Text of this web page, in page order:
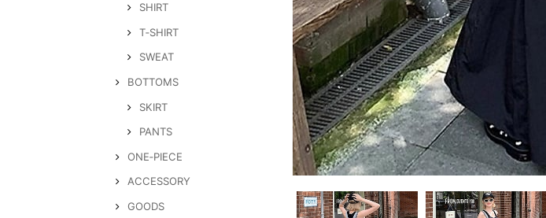
SHIRT
T‐SHIRT
SWEAT
BOTTOMS
SKIRT
PANTS
ONE‐PIECE
ACCESSORY
GOODS